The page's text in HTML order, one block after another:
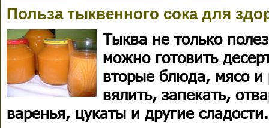
Польза тыквенного сока для
Тыква не только
можно готовить
вторые блюда, мясо
вялить, запекать,
варенья, цукаты и другие сладости.